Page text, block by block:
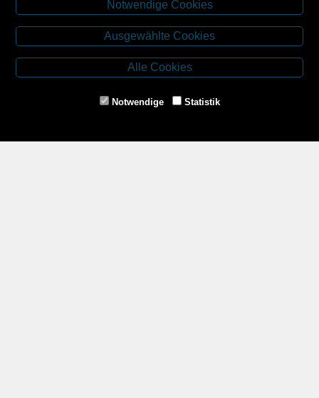
Kontakt
Budweiser Str. 3
3943 Schrems
Tel.: 02853/77239
E-Mail: schrems@spazierer.at
Notwendige Cookies
Ausgewählte Cookies
Alle Cookies
Notwendige Statistik